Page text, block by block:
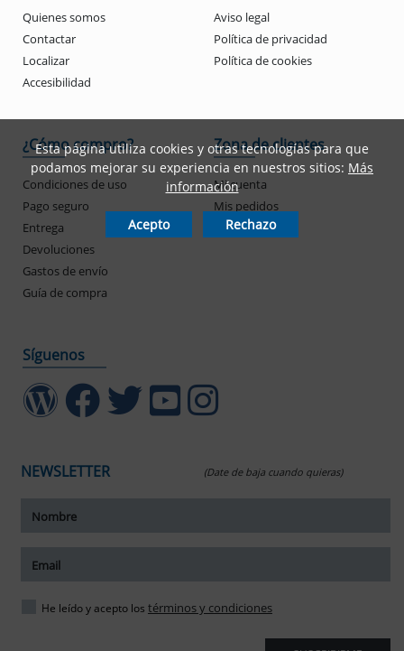
Quienes somos
Contactar
Localizar
Accesibilidad
Aviso legal
Política de privacidad
Política de cookies
¿Cómo compro?
Condiciones de uso
Pago seguro
Entrega
Devoluciones
Gastos de envío
Guía de compra
Zona de clientes
Mi cuenta
Mis pedidos
Síguenos
NEWSLETTER (Date de baja cuando quieras)
He leído y acepto los términos y condiciones
Esta página utiliza cookies y otras tecnologías para que
podamos mejorar su experiencia en nuestros sitios: Más
información
Acepto Rechazo
tamaño del texto
del texto
espaciado del texto